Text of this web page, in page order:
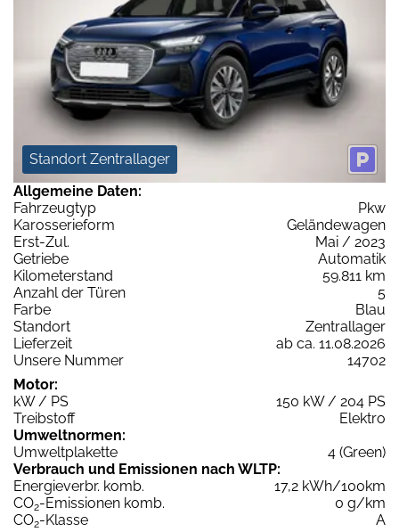
Standort Zentrallager
Allgemeine Daten:
Fahrzeugtyp
Pkw
Karosserieform
Geländewagen
Erst-Zul.
Mai / 2023
Getriebe
Automatik
Kilometerstand
59.811 km
Anzahl der Türen
5
Farbe
Blau
Standort
Zentrallager
Lieferzeit
ab ca. 11.08.2026
Unsere Nummer
14702
Motor:
kW / PS
150 kW / 204 PS
Treibstoff
Elektro
Umweltnormen:
Umweltplakette
4 (Green)
Verbrauch und Emissionen nach WLTP:
Energieverbr. komb.
17,2 kWh/100km
CO2-Emissionen komb.
0 g/km
CO2-Klasse
A